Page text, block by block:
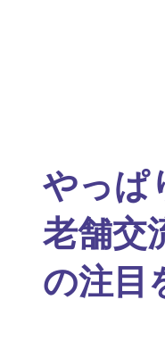
やっぱ
老舗交
の注目